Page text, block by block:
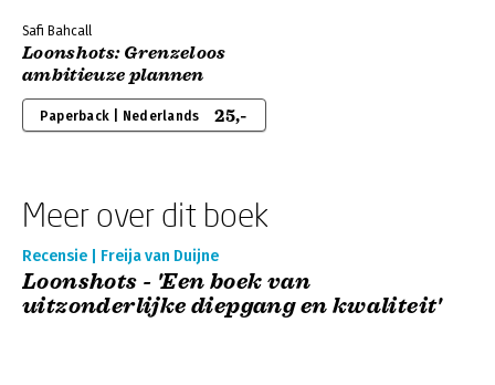
Safi Bahcall
Loonshots: Grenzeloos
ambitieuze plannen
Paperback | Nederlands 25,-
Meer over dit boek
Recensie | Freija van Duijne
Loonshots - 'Een boek van
uitzonderlijke diepgang en kwaliteit'